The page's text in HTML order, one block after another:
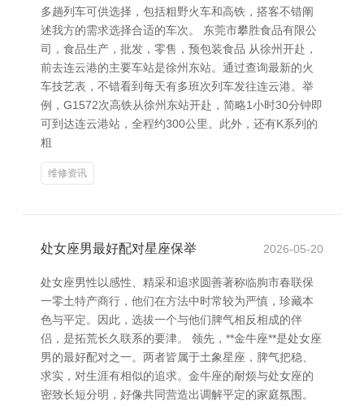
多趟列车可供选择，包括粗野火车和高铁，搭客不错阐
述我方的需求选择合适的车次。 东莞市攀胜食品有限公
司，食品生产，批发，零售，预包装食品 从徐州开赴，
前去连云港的主要车站是徐州东站。通过查询最新的火
车技艺表，不错看到每天有多班次列车发往连云港。举
例，G1572次高铁从徐州东站开赴，简略1小时30分钟即
可到达连云港站，全程约300公里。此外，还有K系列的
粗
维修资讯
处女座男最好配对星座保举 2026-05-20
处女座男性以感性、精采和追求圆善著称临朐市春联保
一零土特产商行，他们在方法中时常较为严慎，珍藏本
色与平定。因此，选拔一个与他们脾气相反相成的伴
侣，是拓荒长久联系的要津。 领先，**金牛座**是处女座
男的最好配对之一。两者皆属于土象星座，脾气把稳、
求实，对生涯有相似的追求。金牛座的耐烦与处女座的
密致长短分明，好像共同营造出调解平定的家庭氛围。